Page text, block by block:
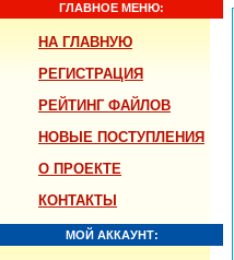
ГЛАВНОЕ МЕНЮ:
НА ГЛАВНУЮ
РЕГИСТРАЦИЯ
РЕЙТИНГ ФАЙЛОВ
НОВЫЕ ПОСТУПЛЕНИЯ
О ПРОЕКТЕ
КОНТАКТЫ
МОЙ АККАУНТ: